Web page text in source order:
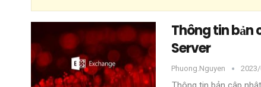
Thông tin bản
Server
Phuong.nguyen